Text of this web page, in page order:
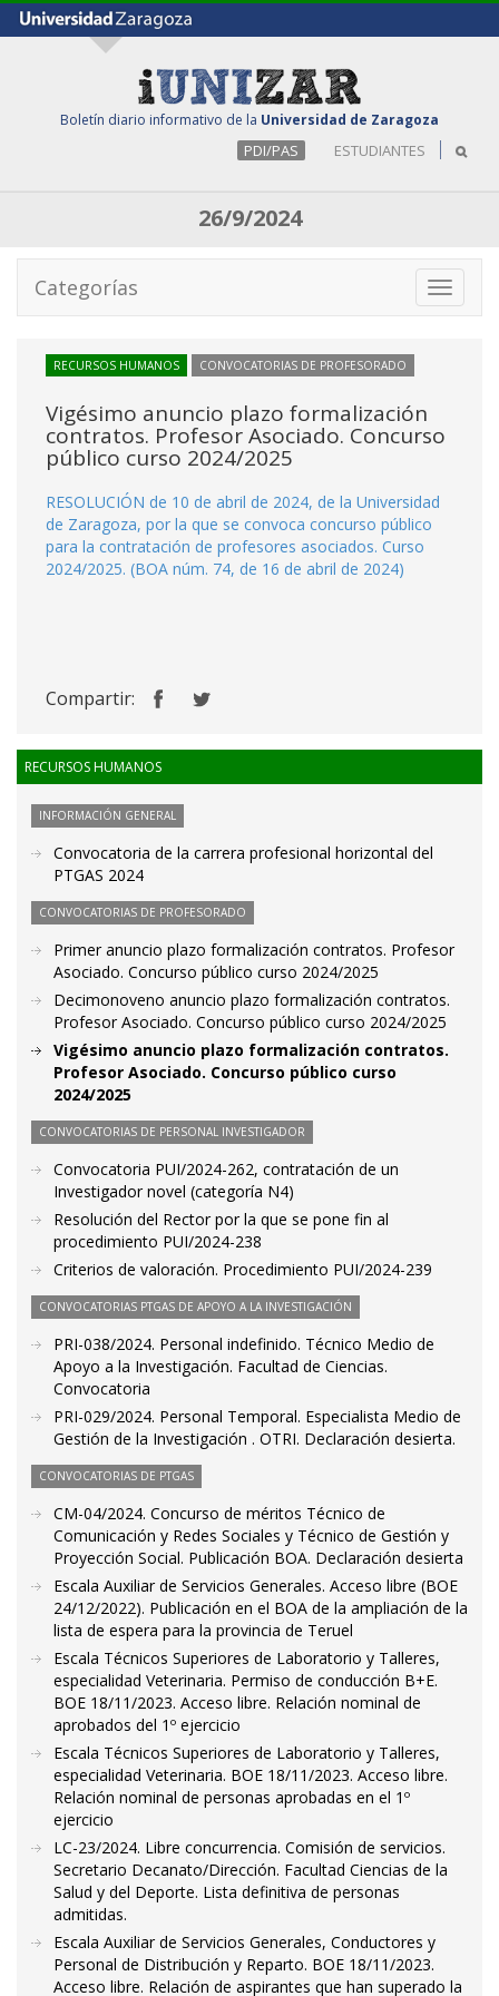
Boletín diario informativo de la Universidad de Zaragoza
PDI/PAS ESTUDIANTES
26/9/2024
Toggle
Categorías
RECURSOS HUMANOS CONVOCATORIAS DE PROFESORADO
Vigésimo anuncio plazo formalización
contratos. Profesor Asociado. Concurso
público curso 2024/2025
RESOLUCIÓN de 10 de abril de 2024, de la Universidad
de Zaragoza, por la que se convoca concurso público
para la contratación de profesores asociados. Curso
2024/2025. (BOA núm. 74, de 16 de abril de 2024)
Compartir:
RECURSOS HUMANOS
INFORMACIÓN GENERAL
Convocatoria de la carrera profesional horizontal del
PTGAS 2024
CONVOCATORIAS DE PROFESORADO
Primer anuncio plazo formalización contratos. Profesor
Asociado. Concurso público curso 2024/2025
Decimonoveno anuncio plazo formalización contratos.
Profesor Asociado. Concurso público curso 2024/2025
Vigésimo anuncio plazo formalización contratos.
Profesor Asociado. Concurso público curso
2024/2025
CONVOCATORIAS DE PERSONAL INVESTIGADOR
Convocatoria PUI/2024-262, contratación de un
Investigador novel (categoría N4)
Resolución del Rector por la que se pone fin al
procedimiento PUI/2024-238
Criterios de valoración. Procedimiento PUI/2024-239
CONVOCATORIAS PTGAS DE APOYO A LA INVESTIGACIÓN
PRI-038/2024. Personal indefinido. Técnico Medio de
Apoyo a la Investigación. Facultad de Ciencias.
Convocatoria
PRI-029/2024. Personal Temporal. Especialista Medio de
Gestión de la Investigación . OTRI. Declaración desierta.
CONVOCATORIAS DE PTGAS
CM-04/2024. Concurso de méritos Técnico de
Comunicación y Redes Sociales y Técnico de Gestión y
Proyección Social. Publicación BOA. Declaración desierta
Escala Auxiliar de Servicios Generales. Acceso libre (BOE
24/12/2022). Publicación en el BOA de la ampliación de la
lista de espera para la provincia de Teruel
Escala Técnicos Superiores de Laboratorio y Talleres,
especialidad Veterinaria. Permiso de conducción B+E.
BOE 18/11/2023. Acceso libre. Relación nominal de
aprobados del 1º ejercicio
Escala Técnicos Superiores de Laboratorio y Talleres,
especialidad Veterinaria. BOE 18/11/2023. Acceso libre.
Relación nominal de personas aprobadas en el 1º
ejercicio
LC-23/2024. Libre concurrencia. Comisión de servicios.
Secretario Decanato/Dirección. Facultad Ciencias de la
Salud y del Deporte. Lista definitiva de personas
admitidas.
Escala Auxiliar de Servicios Generales, Conductores y
Personal de Distribución y Reparto. BOE 18/11/2023.
Acceso libre. Relación de aspirantes que han superado la